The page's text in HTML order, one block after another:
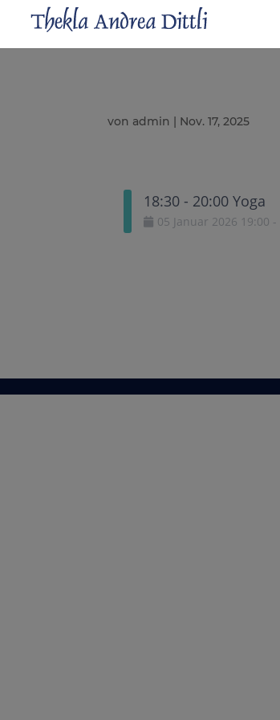
von admin | Nov. 17, 2025
18:30 - 20:00 Yoga
05 Januar 2026 19:00 -